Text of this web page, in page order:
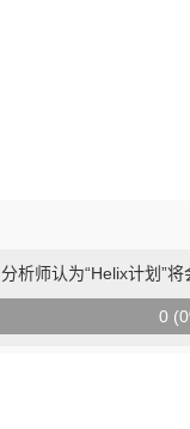
分析师认为“Helix计划”
0